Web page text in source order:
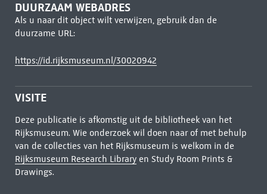
DUURZAAM WEBADRES
Als u naar dit object wilt verwijzen, gebruik dan de
duurzame URL:
https://id.rijksmuseum.nl/30020942
VISITE
Deze publicatie is afkomstig uit de bibliotheek van het
Rijksmuseum. Wie onderzoek wil doen naar of met behulp
van de collecties van het Rijksmuseum is welkom in de
Rijksmuseum Research Libraryen Study Room Prints &
Drawings.